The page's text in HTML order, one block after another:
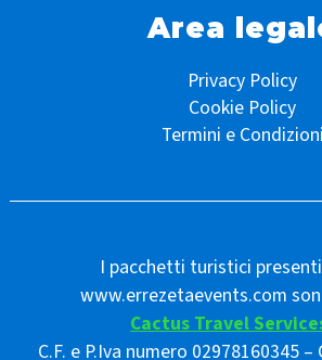
Area
Privacy Policy
Cookie Policy
Termini e Condizioni
I pacchetti turistici
www.errezetaevents.com
Cactus Travel
C.F. e P.Iva numero 02978160345 –